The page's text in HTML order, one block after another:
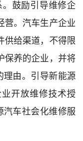
。鼓励引导维修企
营。汽车生产企业
供给渠道，不得限
保养的企业，并将
理由。引导新能源
开放维修技术授
汽车社会化维修服